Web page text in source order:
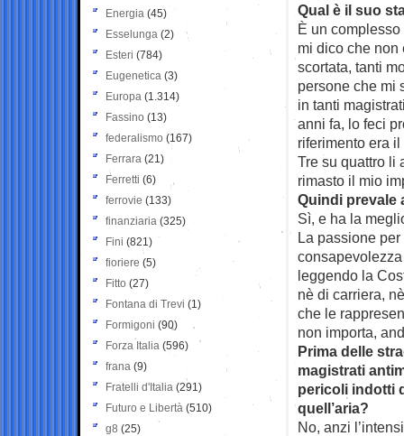
Qual è il suo
È un
mi dico che non
scortata, tanti
persone che mi
in tanti
anni fa, lo feci
riferimento era
Tre su quattro li
rimasto il mio
Quindi prevale
Sì, e ha la
La passione
leggendo la
nè di carriera,
che le
non importa,
Prima delle
magistrati
pericoli indotti
quell’aria?
No, anzi
Energia (45)
Esselunga (2)
Esteri (784)
Eugenetica (3)
Europa (1.314)
Fassino (13)
federalismo (167)
Ferrara (21)
Ferretti (6)
ferrovie (133)
finanziaria (325)
Fini (821)
fioriere (5)
Fitto (27)
Fontana di Trevi (1)
Formigoni (90)
Forza Italia (596)
frana (9)
Fratelli d'Italia (291)
Futuro e Libertà (510)
g8 (25)